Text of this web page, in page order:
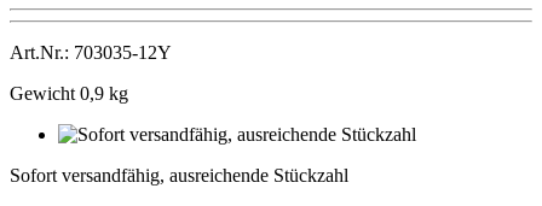
Art.Nr.: 703035-12Y
Gewicht 0,9 kg
Sofort versandfähig, ausreichende Stückzahl